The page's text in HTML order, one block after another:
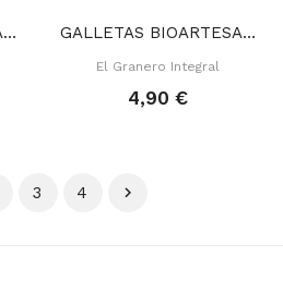
GALLETAS BIOARTESANAS ALMENDRA 250 GR GALLETAS BIOARTESANAS COCO 220 GR
El Granero Integral
4,90 €
3 4 